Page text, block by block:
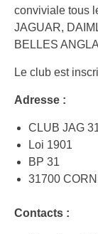
conviviale tous
JAGUAR,
BELLES
Le club est
Adresse :
CLUB JAG
Loi 1901
BP 31
31700
Contacts :